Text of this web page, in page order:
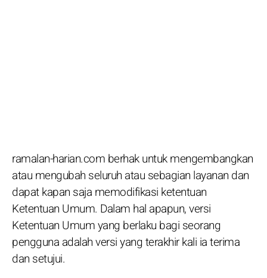
ramalan-harian.com berhak untuk mengembangkan
atau mengubah seluruh atau sebagian layanan dan
dapat kapan saja memodifikasi ketentuan
Ketentuan Umum. Dalam hal apapun, versi
Ketentuan Umum yang berlaku bagi seorang
pengguna adalah versi yang terakhir kali ia terima
dan setujui.